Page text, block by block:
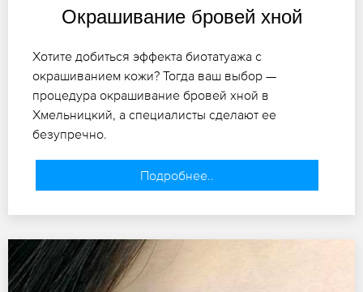
Окрашивание бровей хной
Хотите добиться эффекта биотатуажа с
окрашиванием кожи? Тогда ваш выбор —
процедура окрашивание бровей хной в
Хмельницкий, а специалисты сделают ее
безупречно.
Подробнее..